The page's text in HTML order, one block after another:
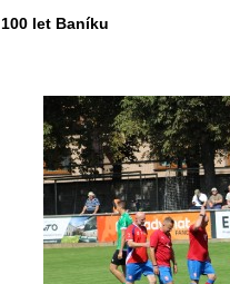
100 let Baníku